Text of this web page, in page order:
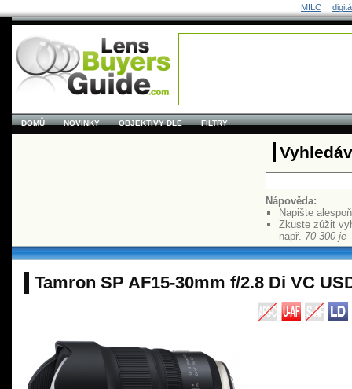
MILC
DOMŮ NOVINKY OBJEKTIVY DLE FILTRY
Nápověda:
Napište
Zkuste zúžit
např. 70 300 je
Tamron SP AF15-30mm f/2.8 Di VC